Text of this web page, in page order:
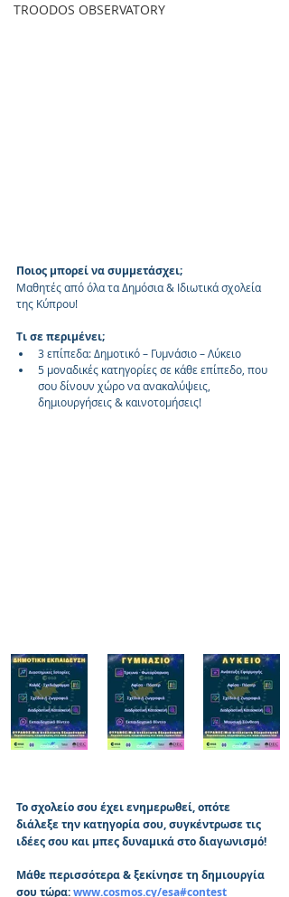
TROODOS OBSERVATORY
Ποιος μπορεί να συμμετάσχει;
Μαθητές από όλα τα Δημόσια & Ιδιωτικά σχολεία
της Κύπρου!
Τι σε περιμένει;
3 επίπεδα: Δημοτικό – Γυμνάσιο – Λύκειο
5 μοναδικές κατηγορίες σε κάθε επίπεδο, που
σου δίνουν χώρο να ανακαλύψεις,
δημιουργήσεις & καινοτομήσεις!
Το σχολείο σου έχει ενημερωθεί, οπότε
διάλεξε την κατηγορία σου, συγκέντρωσε τις
ιδέες σου και μπες δυναμικά στο διαγωνισμό!
Μάθε περισσότερα & ξεκίνησε τη δημιουργία
σου τώρα: www.cosmos.cy/esa#contest